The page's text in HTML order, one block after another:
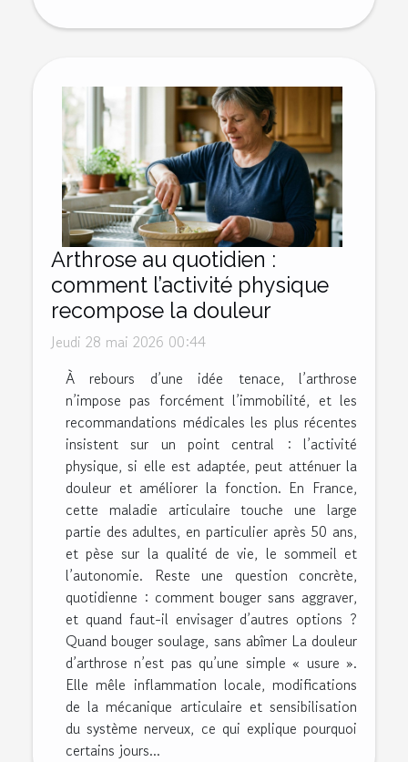
Arthrose au quotidien :
comment l’activité physique
recompose la douleur
Jeudi 28 mai 2026 00:44
À rebours d’une idée tenace, l’arthrose
n’impose pas forcément l’immobilité, et les
recommandations médicales les plus récentes
insistent sur un point central : l’activité
physique, si elle est adaptée, peut atténuer la
douleur et améliorer la fonction. En France,
cette maladie articulaire touche une large
partie des adultes, en particulier après 50 ans,
et pèse sur la qualité de vie, le sommeil et
l’autonomie. Reste une question concrète,
quotidienne : comment bouger sans aggraver,
et quand faut-il envisager d’autres options ?
Quand bouger soulage, sans abîmer La douleur
d’arthrose n’est pas qu’une simple « usure ».
Elle mêle inflammation locale, modifications
de la mécanique articulaire et sensibilisation
du système nerveux, ce qui explique pourquoi
certains jours...